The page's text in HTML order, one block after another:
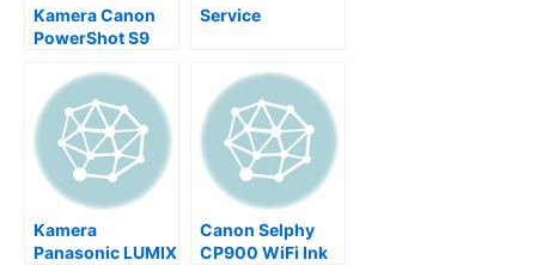
Kamera Canon
PowerShot S9
Change
Service
Kamera
Panasonic LUMIX
Canon Selphy
CP900 WiFi Ink